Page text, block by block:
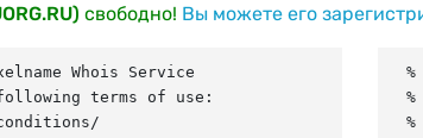
свободно! Вы можете его
Whois Service
terms of use: